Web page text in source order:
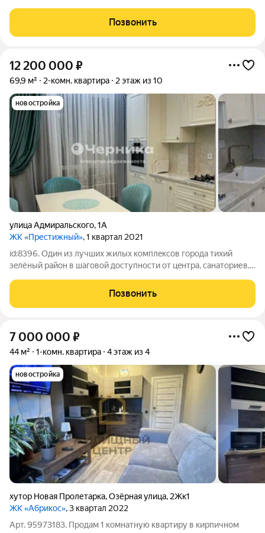
презентабельный вариант на вторичном рынке, который
сейчас предлагается с уникальным
Позвонить
12 200 000 ₽
69,9 м² 2-комн. квартира 2 этаж из 10
новостройка
улица Адмиральского,1А
ЖК «Престижный», 1 квартал 2021
id:8396. Один из лучших жилых кoмплeкcoв гоpодa тихий
зeлёный pайoн в шаговой доступноcти от цeнтрa, cанaтoриев,
территория: детские площадки, зоны
Позвонить
7 000 000 ₽
44 м² 1-комн. квартира 4 этаж из 4
новостройка
хутор Новая Пролетарка,Озёрная улица, 2Жк1
ЖК «Абрикос», 3 квартал 2022
Арт. 95973183. Продам 1 комнатную квартиру в кирпичном